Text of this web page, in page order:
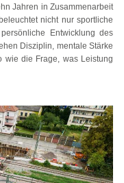
Jahren in Zusammenarbeit
nicht nur sportliche
Entwicklung des
Disziplin, mentale Stärke
wie die Frage, was Leistung